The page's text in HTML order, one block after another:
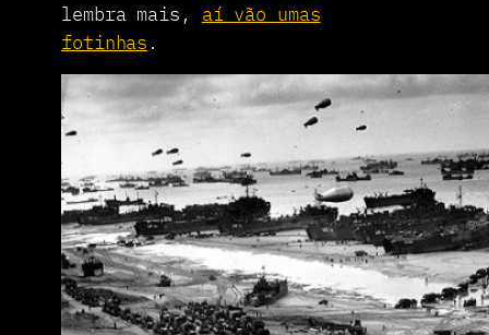
lembra mais, aí vão umas
fotinhas .